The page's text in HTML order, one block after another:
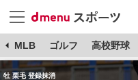
MLB ゴルフ 高校野球
牡 栗毛 登録抹消